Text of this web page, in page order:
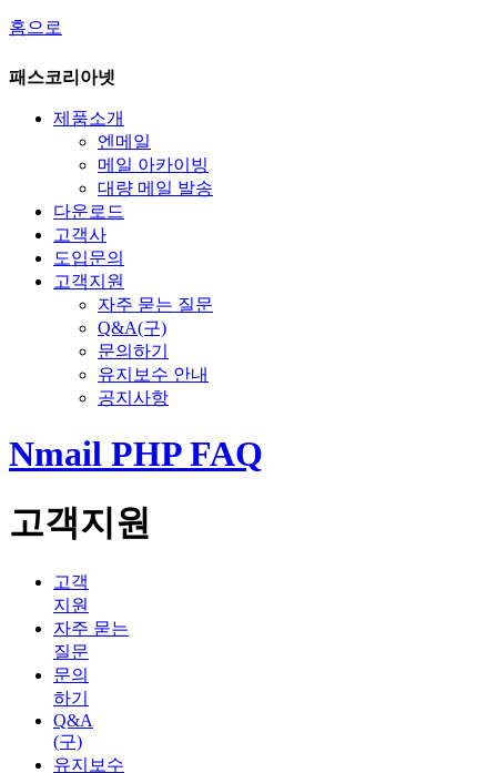
홈으로
패스코리아넷
제품소개
엔메일
메일 아카이빙
대량 메일 발송
다운로드
고객사
도입문의
고객지원
자주 묻는 질문
Q&A(구)
문의하기
유지보수 안내
공지사항
Nmail PHP FAQ
고객지원
고객
지원
자주 묻는
질문
문의
하기
Q&A
(구)
유지보수